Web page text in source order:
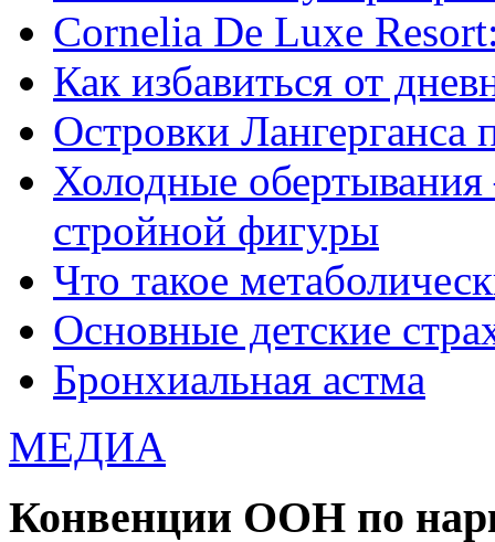
Сornelia De Luxe
Как избавиться от
Островки
Холодные обертывания
стройной фигуры
Что такое
Основные детские
Бронхиальная астма
МЕДИА
Конвенции ООН по